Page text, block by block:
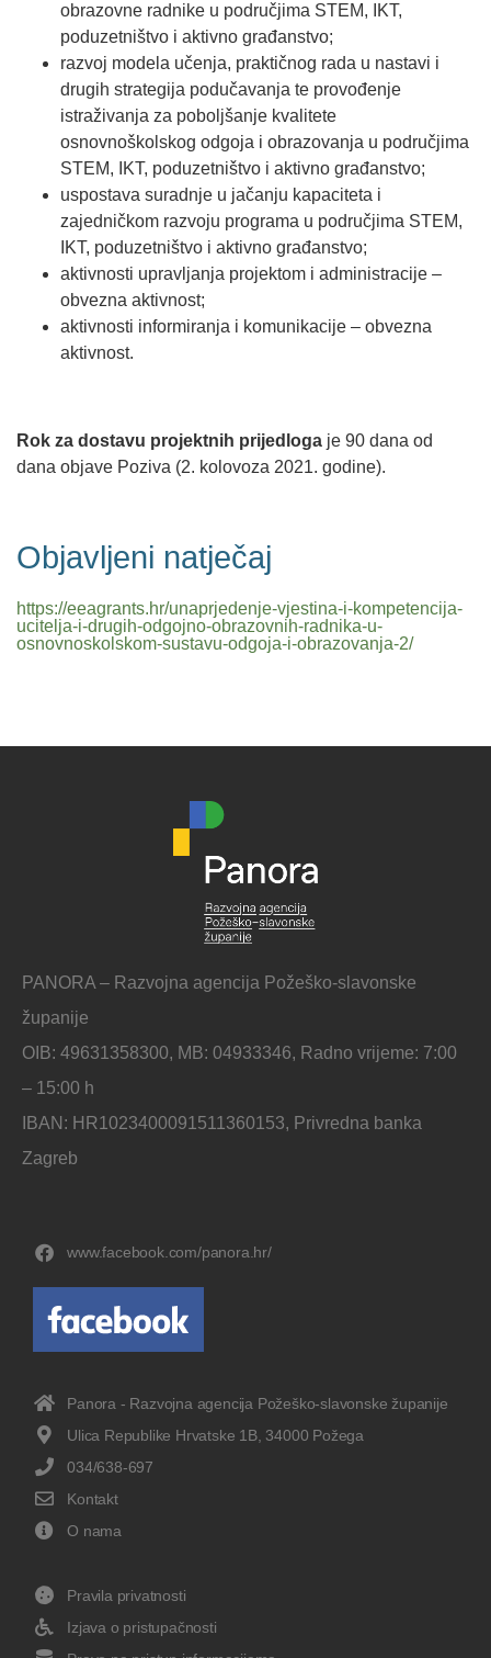
obrazovne radnike u područjima STEM, IKT,
poduzetništvo i aktivno građanstvo;
razvoj modela učenja, praktičnog rada u nastavi i
drugih strategija podučavanja te provođenje
istraživanja za poboljšanje kvalitete
osnovnoškolskog odgoja i obrazovanja u područjima
STEM, IKT, poduzetništvo i aktivno građanstvo;
uspostava suradnje u jačanju kapaciteta i
zajedničkom razvoju programa u područjima STEM,
IKT, poduzetništvo i aktivno građanstvo;
aktivnosti upravljanja projektom i administracije –
obvezna aktivnost;
aktivnosti informiranja i komunikacije – obvezna
aktivnost.
Rok za dostavu projektnih prijedloga je 90 dana od
dana objave Poziva (2. kolovoza 2021. godine).
Objavljeni natječaj
https://eeagrants.hr/unaprjedenje-vjestina-i-kompetencija-
ucitelja-i-drugih-odgojno-obrazovnih-radnika-u-
osnovnoskolskom-sustavu-odgoja-i-obrazovanja-2/
PANORA – Razvojna agencija Požeško-slavonske
županije
OIB: 49631358300, MB: 04933346, Radno vrijeme: 7:00
– 15:00 h
IBAN: HR1023400091511360153, Privredna banka
Zagreb
www.facebook.com/panora.hr/
Panora - Razvojna agencija Požeško-slavonske županije
Ulica Republike Hrvatske 1B, 34000 Požega
034/638-697
Kontakt
O nama
Pravila privatnosti
Izjava o pristupačnosti